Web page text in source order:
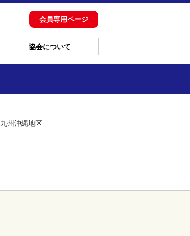
会員専用ページ
協会について
九州沖縄地区